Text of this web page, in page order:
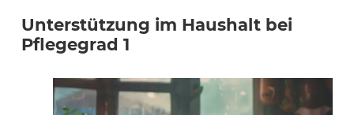
Unterstützung im Haushalt bei
Pflegegrad 1